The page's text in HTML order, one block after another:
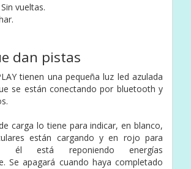
vueltas.
dan pistas
tienen una pequeña luz led azulada
se están conectando por bluetooth y
carga lo tiene para indicar, en blanco,
están cargando y en rojo para
él está reponiendo energías
Se apagará cuando haya completado